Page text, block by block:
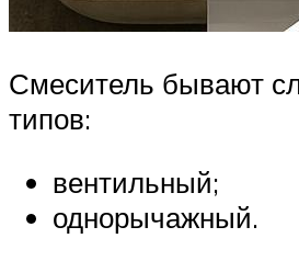
Смеситель бывают
типов:
вентильный;
однорычажный.